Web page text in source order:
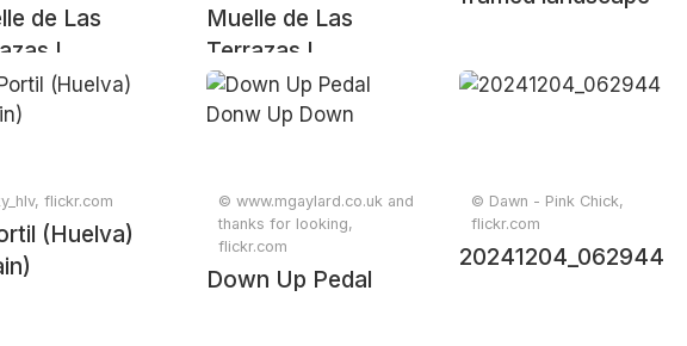
de Las
I
Muelle de Las
Terrazas I
flickr.com
(Huelva)
© www.mgaylard.co.uk and
thanks for looking,
flickr.com
Down Up Pedal
© Dawn - Pink Chick,
flickr.com
20241204_062944